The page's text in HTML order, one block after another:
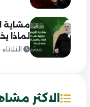
مشاية
لماذا
الثلاثاء 04 آب 2026
الاكثر